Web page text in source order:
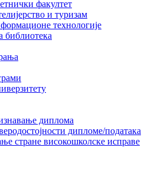
факултет
и туризам
технологије
библиотека
диплома
дипломе/података
стране високошколске исправе